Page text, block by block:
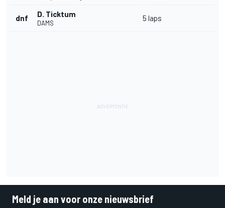
dnf D. Ticktum
DAMS
5 laps
Meld je aan voor onze nieuwsbrief